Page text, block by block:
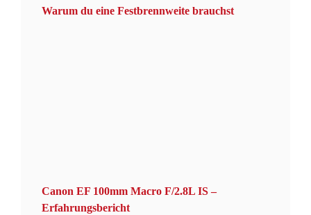
Warum du eine Festbrennweite brauchst
Canon EF 100mm Macro F/2.8L IS –
Erfahrungsbericht